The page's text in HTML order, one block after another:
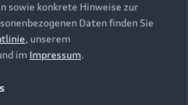
sowie konkrete Hinweise zur
Daten finden Sie
, unserem
im Impressum.